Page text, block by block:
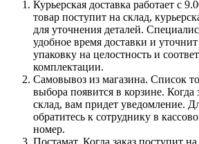
Курьерская доставка работает с
товар поступит на склад,
для уточнения деталей.
удобное время доставки и
упаковку на целостность и
комплектации.
Самовывоз из магазина. Список
выбора появится в корзине. Когда
склад, вам придет уведомление.
обратитесь к сотруднику в
номер.